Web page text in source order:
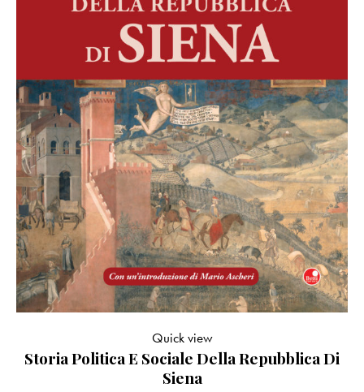
Storia Politica E Sociale Della Repubblica Di
Siena
Quick view